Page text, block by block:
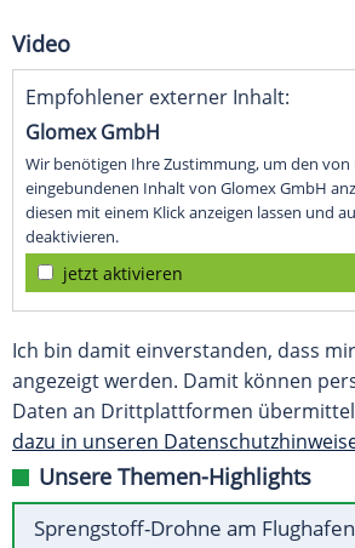
Video
Empfohlener externer Inhalt:
Glomex GmbH
Wir benötigen Ihre Zustimmung, um den von
eingebundenen Inhalt von Glomex GmbH
diesen mit einem Klick anzeigen lassen und
deaktivieren.
jetzt aktivieren
Ich bin damit einverstanden, dass
angezeigt werden. Damit können
Daten an Drittplattformen
dazu in unseren
Unsere Themen-Highlights
Sprengstoff-Drohne am